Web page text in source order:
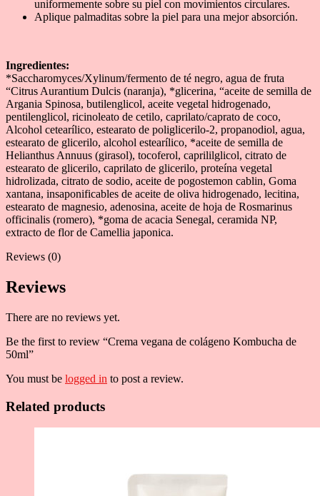
uniformemente sobre su piel con movimientos circulares.
Aplique palmaditas sobre la piel para una mejor absorción.
Ingredientes:
*Saccharomyces/Xylinum/fermento de té negro, agua de fruta
“Citrus Aurantium Dulcis (naranja), *glicerina, “aceite de semilla de
Argania Spinosa, butilenglicol, aceite vegetal hidrogenado,
pentilenglicol, ricinoleato de cetilo, caprilato/caprato de coco,
Alcohol cetearílico, estearato de poliglicerilo-2, propanodiol, agua,
estearato de glicerilo, alcohol estearílico, *aceite de semilla de
Helianthus Annuus (girasol), tocoferol, caprililglicol, citrato de
estearato de glicerilo, caprilato de glicerilo, proteína vegetal
hidrolizada, citrato de sodio, aceite de pogostemon cablin, Goma
xantana, insaponificables de aceite de oliva hidrogenado, lecitina,
estearato de magnesio, adenosina, aceite de hoja de Rosmarinus
officinalis (romero), *goma de acacia Senegal, ceramida NP,
extracto de flor de Camellia japonica.
Reviews (0)
Reviews
There are no reviews yet.
Be the first to review “Crema vegana de colágeno Kombucha de
50ml”
You must be logged in to post a review.
Related products